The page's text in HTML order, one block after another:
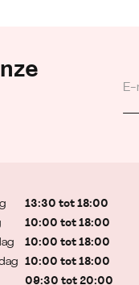
13:30 tot 18:00
10:00 tot 18:00
10:00 tot 18:00
10:00 tot 18:00
09:30 tot 20:00